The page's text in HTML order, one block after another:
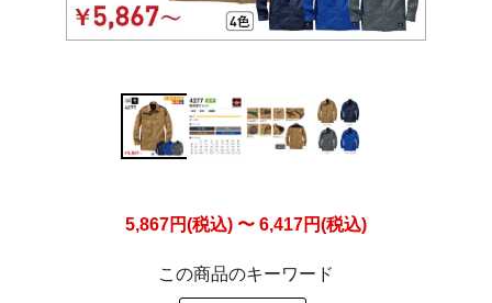
5,867円(税込) 〜 6,417円(税込)
この商品のキーワード